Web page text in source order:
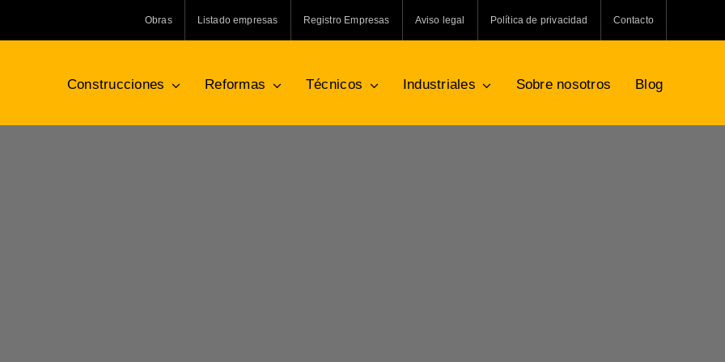
Obras Listado empresas Registro Empresas Aviso legal Política de privacidad Contacto
Construcciones Reformas Técnicos Industriales Sobre nosotros Blog